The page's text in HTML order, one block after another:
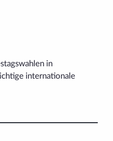
in
inter­nationale